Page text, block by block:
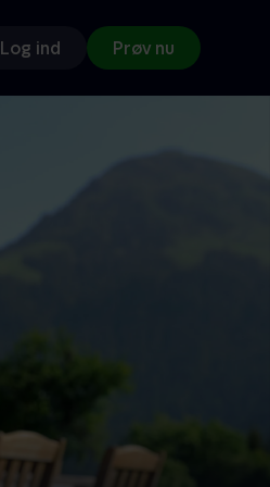
Log ind Prøv nu